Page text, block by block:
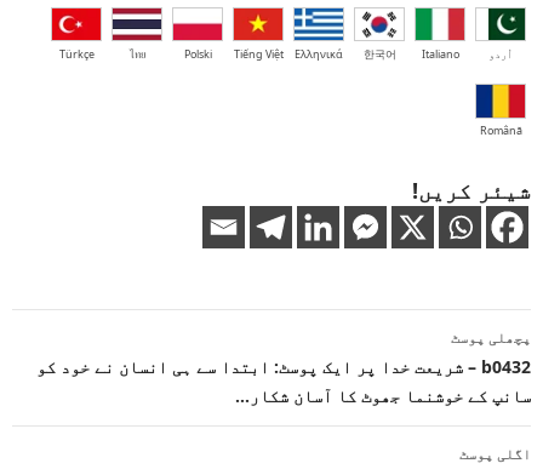
اُردو Italiano
한국어
Ελληνικά
Tiếng Việt
Polski
ไทย
Türkçe
Română
شیئر کریں!
پوسٹوں
کی
نیویگیشن
پچھلی پوسٹ
b0432 – شریعت خدا پر ایک پوسٹ: ابتدا سے ہی انسان نے خود کو
سانپ کے خوشنما جھوٹ کا آسان شکار…
اگلی پوسٹ